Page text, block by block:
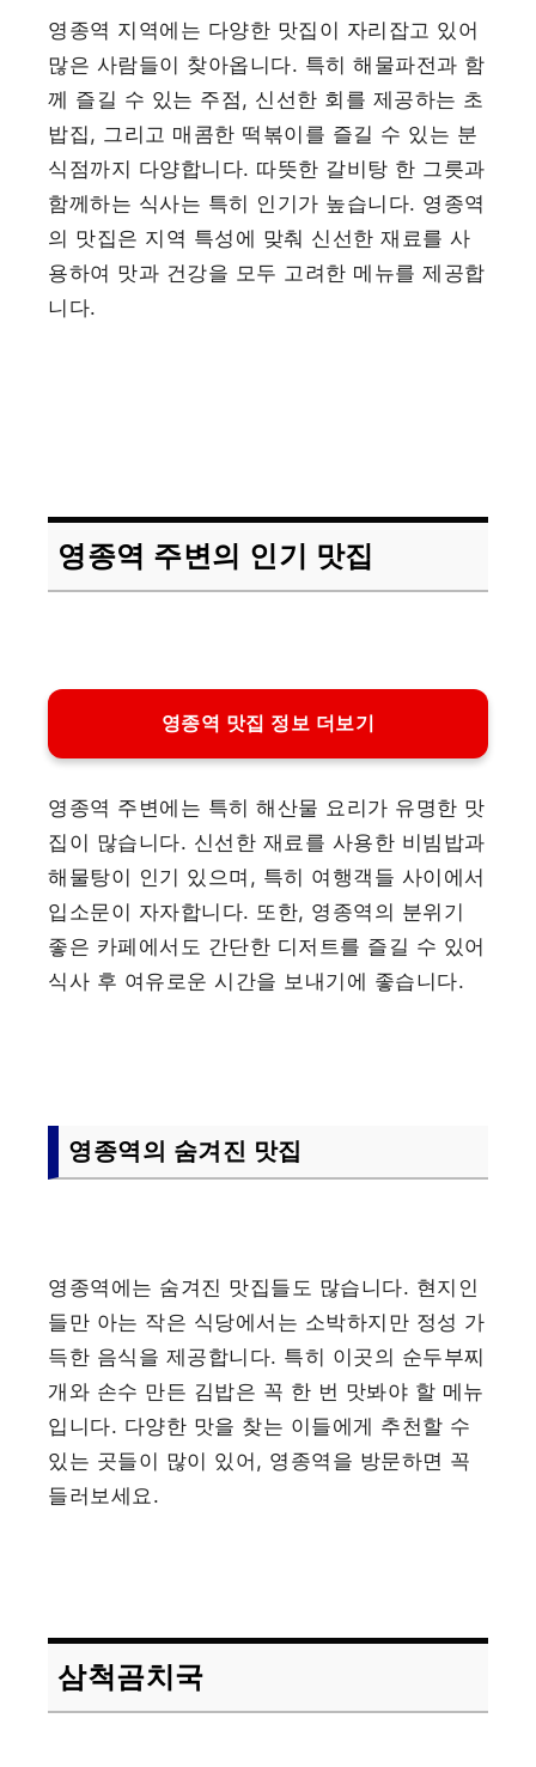
영종역 지역에는 다양한 맛집이 자리잡고 있어
많은 사람들이 찾아옵니다. 특히 해물파전과 함
께 즐길 수 있는 주점, 신선한 회를 제공하는 초
밥집, 그리고 매콤한 떡볶이를 즐길 수 있는 분
식점까지 다양합니다. 따뜻한 갈비탕 한 그릇과
함께하는 식사는 특히 인기가 높습니다. 영종역
의 맛집은 지역 특성에 맞춰 신선한 재료를 사
용하여 맛과 건강을 모두 고려한 메뉴를 제공합
니다.
영종역 주변의 인기 맛집
영종역 맛집 정보 더보기
영종역 주변에는 특히 해산물 요리가 유명한 맛
집이 많습니다. 신선한 재료를 사용한 비빔밥과
해물탕이 인기 있으며, 특히 여행객들 사이에서
입소문이 자자합니다. 또한, 영종역의 분위기
좋은 카페에서도 간단한 디저트를 즐길 수 있어
식사 후 여유로운 시간을 보내기에 좋습니다.
영종역의 숨겨진 맛집
영종역에는 숨겨진 맛집들도 많습니다. 현지인
들만 아는 작은 식당에서는 소박하지만 정성 가
득한 음식을 제공합니다. 특히 이곳의 순두부찌
개와 손수 만든 김밥은 꼭 한 번 맛봐야 할 메뉴
입니다. 다양한 맛을 찾는 이들에게 추천할 수
있는 곳들이 많이 있어, 영종역을 방문하면 꼭
들러보세요.
삼척곰치국